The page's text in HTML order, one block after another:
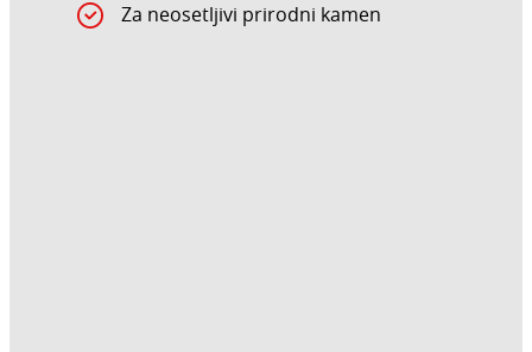
Za neosetljivi prirodni kamen